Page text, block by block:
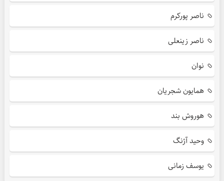
ناصر پورکرم
ناصر زینعلی
نوان
همایون شجریان
هوروش بند
وحید آژنگ
یوسف زمانی